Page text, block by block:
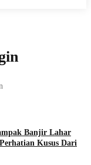
Banjir Lahar
Kusus Dari